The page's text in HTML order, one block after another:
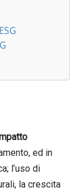
ed in
l’uso di
la crescita